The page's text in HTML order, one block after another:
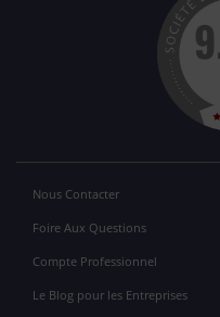
Nous Contacter
Foire Aux Questions
Compte Professionnel
Le Blog pour les Entreprises